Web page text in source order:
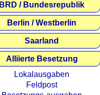
BRD / Bundesrepublik
Berlin / Westberlin
Saarland
Alliierte Besetzung
Lokalausgaben
Feldpost